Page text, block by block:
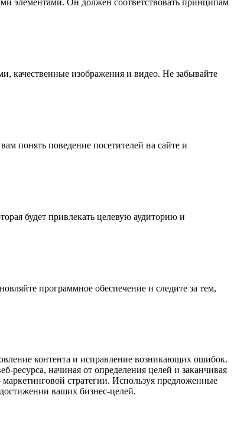
элементами. Он должен соответствовать принципам
качественные изображения и видео. Не забывайте
понять поведение посетителей на сайте и
будет привлекать целевую аудиторию и
программное обеспечение и следите за тем,
контента и исправление возникающих ошибок.
ресурса, начиная от определения целей и заканчивая
стратегии. Используя предложенные
ваших бизнес-целей.